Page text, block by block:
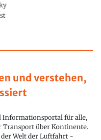
und verstehen,
Informationsportal für alle,
Transport über Kontinente.
Welt der Luftfahrt -